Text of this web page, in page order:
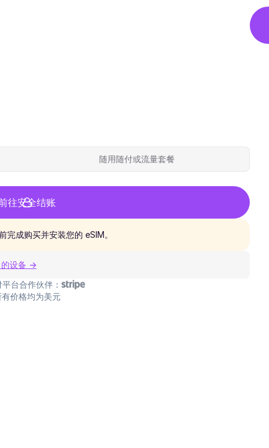
随用随付或流量套餐
往安全结账
成购买并安装您的 eSIM。
设备 →
台合作伙伴：
有价格均为美元